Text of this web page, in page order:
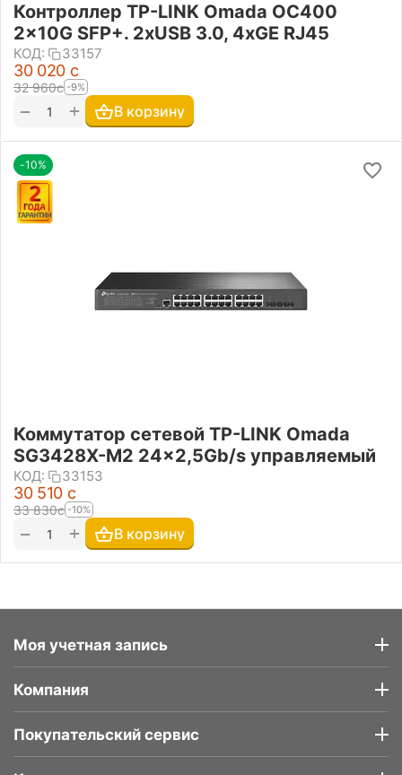
Контроллер TP-LINK Omada OC400
2x10G SFP+. 2xUSB 3.0, 4xGE RJ45
КОД: 33157
30 020 с
32 960с -9%
+
− В корзину
-10%
Коммутатор сетевой TP-LINK Omada
SG3428X-M2 24x2,5Gb/s управляемый
КОД: 33153
30 510 с
33 830с -10%
+
− В корзину
Моя учетная запись
Компания
Покупательский сервис